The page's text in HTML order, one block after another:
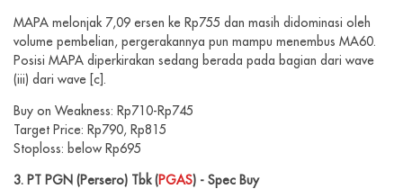
MAPA melonjak 7,09 ersen ke Rp755 dan masih didominasi oleh
volume pembelian, pergerakannya pun mampu menembus MA60.
Posisi MAPA diperkirakan sedang berada pada bagian dari wave
(iii) dari wave [c].
Buy on Weakness: Rp710-Rp745
Target Price: Rp790, Rp815
Stoploss: below Rp695
3. PT PGN (Persero) Tbk (PGAS) - Spec Buy